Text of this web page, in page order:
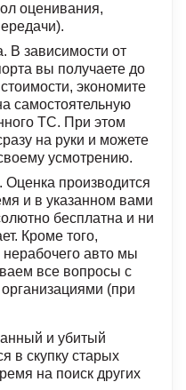
оценивания,
В зависимости от
вы получаете до
экономите
самостоятельную
ТС. При этом
на руки и можете
усмотрению.
Оценка производится
и в указанном вами
бесплатна и ни
Кроме того,
авто мы
все вопросы с
(при
и убитый
в скупку старых
на поиск других